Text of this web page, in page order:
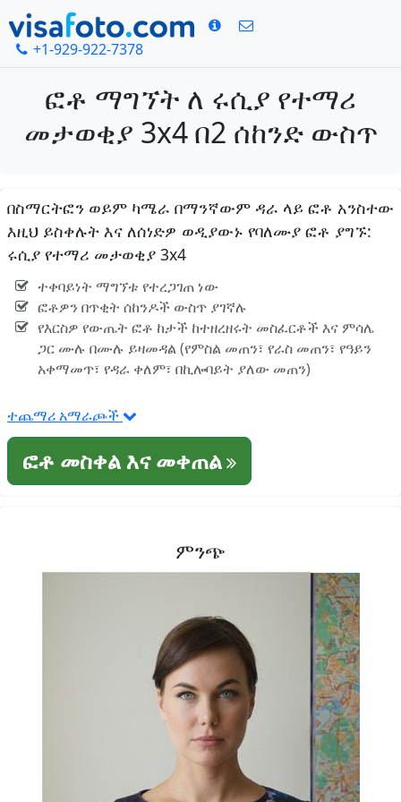
+1-929-922-7378
ፎቶ ማግኘት ለ ሩሲያ የተማሪ
መታወቂያ 3x4 በ2 ሰከንድ ውስጥ
በስማርትፎን ወይም ካሜራ በማንኛውም ዳራ ላይ ፎቶ አንስተው
እዚህ ይስቀሉት እና ለሰነድዎ ወዲያውኑ የባለሙያ ፎቶ ያግኙ:
ሩሲያ የተማሪ መታወቂያ 3x4
ተቀባይነት ማግኘቱ የተረጋገጠ ነው
ፎቶዎን በጥቂት ሰከንዶች ውስጥ ያገኛሉ
የእርስዎ የውጤት ፎቶ ከታች ከተዘረዘሩት መስፈርቶች እና ምሳሌ
ጋር ሙሉ በሙሉ ይዛመዳል (የምስል መጠን፣ የራስ መጠን፣ የዓይን
አቀማመጥ፣ የዳራ ቀለም፣ በኪሎባይት ያለው መጠን)
ተጨማሪ አማራጮች
ፎቶ መስቀል እና መቀጠል
ምንጭ